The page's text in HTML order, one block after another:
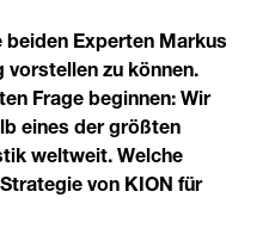
Experten Markus
zu können.
Frage beginnen: Wir
eines der größten
weltweit. Welche
von KION für